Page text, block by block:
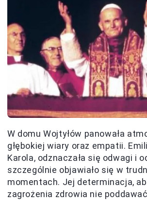
W domu Wojtyłów panowała
głębokiej wiary oraz empatii.
Karola, odznaczała się odwagi i
szczególnie objawiało się w
momentach. Jej determinacja,
zagrożenia zdrowia nie